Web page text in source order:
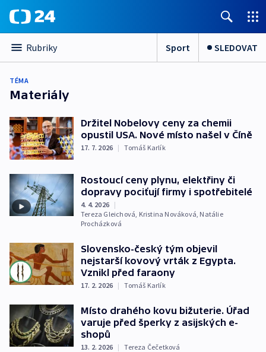
Rubriky Sport SLEDOVAT
TÉMA
Materiály
Držitel Nobelovy ceny za chemii
opustil USA. Nové místo našel v Číně
17. 7. 2026 | Tomáš Karlík
Rostoucí ceny plynu, elektřiny či
dopravy pociťují firmy i spotřebitelé
4. 4. 2026 |
Tereza Gleichová Kristina Nováková Natálie
Procházková
Slovensko-český tým objevil
nejstarší kovový vrták z Egypta.
Vznikl před faraony
17. 2. 2026 | Tomáš Karlík
Místo drahého kovu bižuterie. Úřad
varuje před šperky z asijských e-
shopů
13. 2. 2026 | Tereza Čečetková